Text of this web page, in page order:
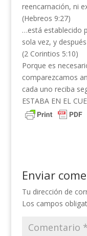
reencarnación, ni
(Hebreos 9:27)
…está establecido
sola vez, y
(2 Corintios 5:10)
Porque es
comparezcamos
cada uno reciba
ESTABA EN EL
Enviar
Tu dirección de
Los campos